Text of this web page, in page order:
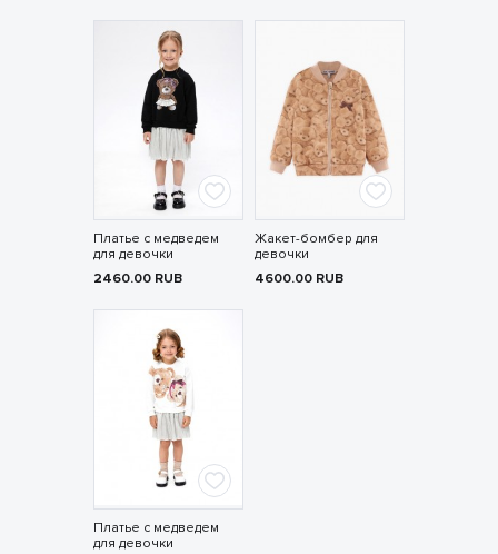
Платье с медведем
для девочки
2460.00 RUB
Жакет-бомбер для
девочки
4600.00 RUB
Платье с медведем
для девочки